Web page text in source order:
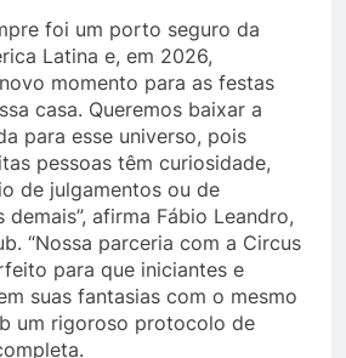
foi um porto seguro da
Latina e, em 2026,
momento para as festas
casa. Queremos baixar a
para esse universo, pois
pessoas têm curiosidade,
de julgamentos ou de
afirma Fábio Leandro,
“Nossa parceria com a Circus
para que iniciantes e
suas fantasias com o mesmo
um rigoroso protocolo de